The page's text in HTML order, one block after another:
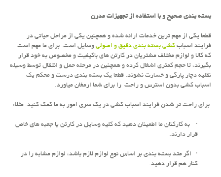
بسته بندی صحیح و با استفاده از تجهیزات مدرن
قطعا یکی از مهم ترین خدمات ارائه شده و همچنین یکی از مراحل حیاتی در
فرایند اسبابکشی بسته بندی دقیق و اصولیوسایل است. برای ما مهم است
که کالا و لوازم مختلف مشتریان در کارتن های باکیفیت و مخصوص به خود قرار
بگیرند، تا حجم کمتری اشغال کرده و همچنین در مرحله حمل و انتقال توسط وسیله
نقلیه دچار پارگی و خسارت نشوند. قطعا یک بسته بندی درست و محکم یک
اسباب کشی بدون استرس و راحت را برای شما ارمغان میاورد.
برای راحت تر شدن فرایند اسباب کشی در یک سری امور به ما کمک کنید. مثلا:
· به کارکنان ما اطمینان دهید که کلیه وسایل در کارتن یا جعبه های خاص
قرار دارند.
· اگر متد بسته بندی بر اساس نوع لوازم لازم باشد، لوازم مشابه را در
کنار هم قرار دهید.